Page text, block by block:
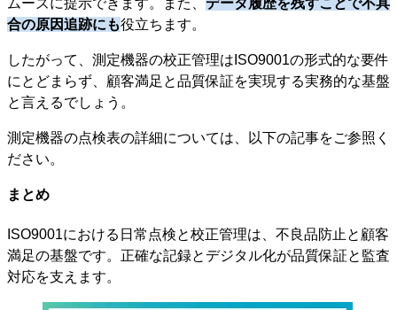
ムーズに提示できます。また、 データ履歴を残すことで不具
合の原因追跡にも役立ちます。
したがって、測定機器の校正管理はISO9001の形式的な要件
にとどまらず、顧客満足と品質保証を実現する実務的な基盤
と言えるでしょう。
測定機器の点検表の詳細については、以下の記事をご参照く
ださい。
まとめ
ISO9001における日常点検と校正管理は、不良品防止と顧客
満足の基盤です。正確な記録とデジタル化が品質保証と監査
対応を支えます。